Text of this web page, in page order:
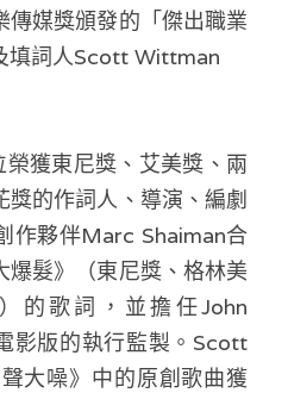
傳媒獎頒發的「傑出職業
填詞人Scott Wittman
獲東尼獎、艾美獎、兩
的作詞人、導演、編劇
作夥伴Marc Shaiman合
爆髮》（東尼獎、格林美
的歌詞，並擔任John
影版的執行監製。Scott
大噪》中的原創歌曲獲